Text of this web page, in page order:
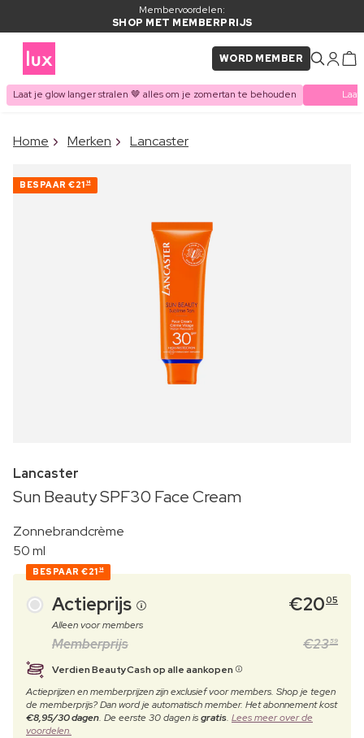
Membervoordelen:
SHOP MET MEMBERPRIJS
WORD MEMBER
Laat je glow langer stralen 🤎 alles om je zomertan te behouden
ITEM TOEGEVOEGD AAN
Home Merken Lancaster
BESPAAR €21 14
Lancaster
Sun Beauty SPF30 Face Cream
Zonnebrandcrème
50 ml
BESPAAR €21 14
Actieprijs €2005
Alleen voor members
Memberprijs €2359
Verdien BeautyCash op alle aankopen
Actieprijzen en memberprijzen zijn exclusief voor members. Shop je tegen
de memberprijs? Dan word je automatisch member. Het abonnement kost
€8,95/30 dagen. De eerste 30 dagen isgratis. Lees meer over de
voordelen.